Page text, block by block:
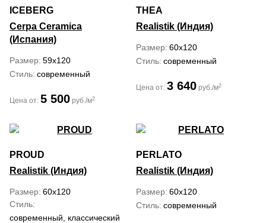
ICEBERG
Cerpa Ceramica
(Испания)
Размер 59x120
Стиль современный
Цена от: 5 500 руб./м2
THEA
Realistik (Индия)
Размер 60x120
Стиль современный
Цена от: 3 640 руб./м2
PROUD
Realistik (Индия)
Размер 60x120
Стиль
современный, классический
PERLATO
Realistik (Индия)
Размер 60x120
Стиль современный